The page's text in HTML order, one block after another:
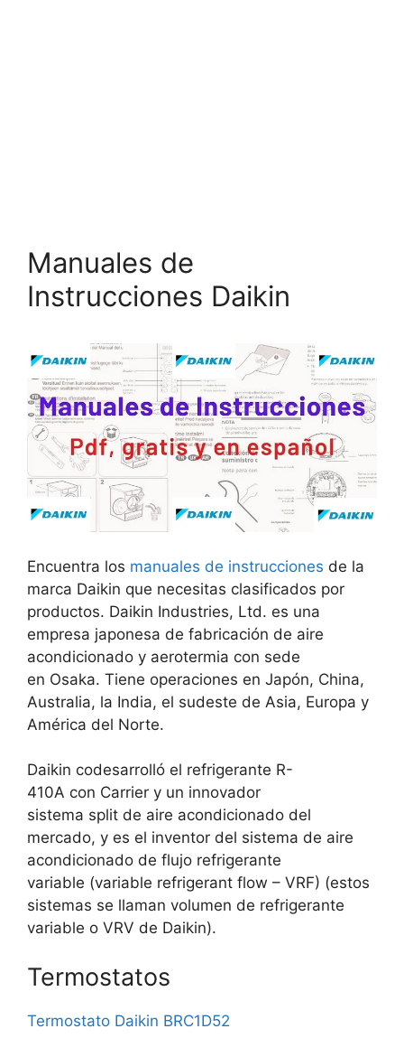
Manuales de
Instrucciones Daikin
Encuentra los manuales de instrucciones de la
marca Daikin que necesitas clasificados por
productos. Daikin Industries, Ltd. es una
empresa japonesa de fabricación de aire
acondicionado y aerotermia con sede
en Osaka. Tiene operaciones en Japón, China,
Australia, la India, el sudeste de Asia, Europa y
América del Norte.
Daikin codesarrolló el refrigerante R-
410A con Carrier y un innovador
sistema split de aire acondicionado del
mercado, y es el inventor del sistema de aire
acondicionado de flujo refrigerante
variable (variable refrigerant flow – VRF) (estos
sistemas se llaman volumen de refrigerante
variable o VRV de Daikin).
Termostatos
Termostato Daikin BRC1D52